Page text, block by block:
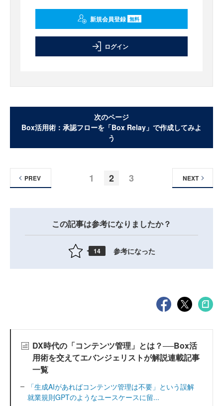
新規会員登録 無料
ログイン
次のページ
Box活用術：承認フローを「Box Relay」で作成してみよ
う
1 2 3
PREV NEXT
この記事は参考になりましたか？
14 参考になった
DX時代の「コンテンツ管理」とは？──Box活
用術を交えてエバンジェリストが解説連載記事
一覧
「生成AIがあればコンテンツ管理は不要」という誤解
就業規則GPTのようなユースケースに留...